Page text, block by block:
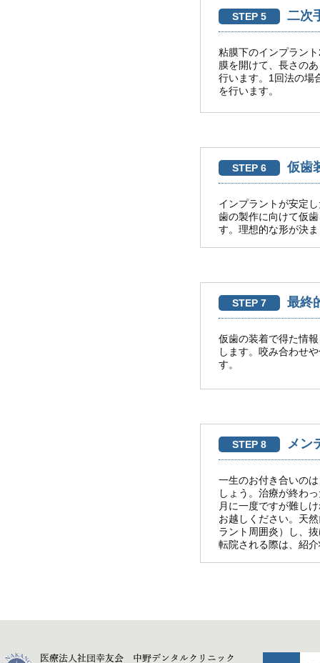
STEP 5 二次
粘膜下のインプラン
膜を開けて、長さの
行います。1回法の場
を行います。
STEP 6 仮歯
インプラントが安定
歯の製作に向けて仮
す。理想的な形が決
STEP 7 最終
仮歯の装着で得た情
します。咬み合わせ
す。
STEP 8 メン
一生のお付き合いの
しょう。治療が終わ
月に一度ですが難し
お越しください。天
ラント周囲炎）し、
転院される際は、紹